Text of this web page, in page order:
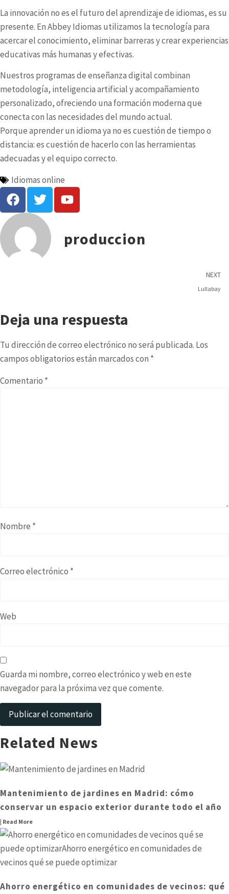
La innovación no es el futuro del aprendizaje de idiomas, es su
presente. En Abbey Idiomas utilizamos la tecnología para
acercar el conocimiento, eliminar barreras y crear experiencias
educativas más humanas y efectivas.
Nuestros programas deenseñanza digitalcombinan
metodología, inteligencia artificial y acompañamiento
personalizado, ofreciendo una formación moderna que
conecta con las necesidades del mundo actual.
Porque aprender un idioma ya no es cuestión de tiempo o
distancia: es cuestión de hacerlo con las herramientas
adecuadas y el equipo correcto.
Idiomas online
produccion
NEXT
Lullabay
Deja una respuesta
Tu dirección de correo electrónico no será publicada. Los
campos obligatorios están marcados con *
Comentario *
Nombre *
Correo electrónico *
Web
Guarda mi nombre, correo electrónico y web en este
navegador para la próxima vez que comente.
Related News
Mantenimiento de jardines en Madrid: cómo
conservar un espacio exterior durante todo el año
| Read More
Ahorro energético en comunidades de vecinos: qué